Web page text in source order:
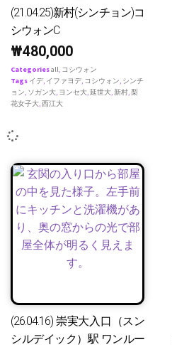
(21.04.25)新村(シンチョン)コ
シウォンC
₩480,000
Categoriesall, コシウォン
Tags イデ, イファヨデ, コシウォン, シンチ
ョン, ソガン大, ヨンセ大,延世大,新村,梨
花女子大,西江大
(26.04.16) 崇実大入口（スン
シルデイック）駅 ワンルー